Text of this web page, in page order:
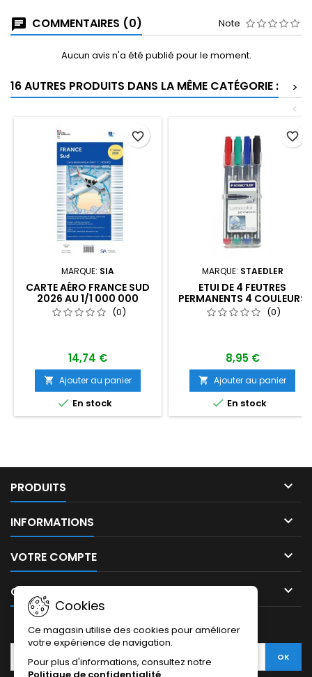
COMMENTAIRES (0) Note
Aucun avis n'a été publié pour le moment.
16 AUTRES PRODUITS DANS LA MÊME CATÉGORIE :
>
<
MARQUE: SIA
CARTE AÉRO FRANCE SUD
2026 AU 1/1 000 000
ÉDITION 1 (0)
14,74 €
 Ajouter au panier
 En stock
favorite_border
MARQUE: STAEDLER
ETUI DE 4 FEUTRES
PERMANENTS 4 COULEURS
STAEDLER POINTE FINE 0.6
MM
(0)
8,95 €
 Ajouter au panier
 En stock
favorite_border
PRODUITS 
INFORMATIONS 
VOTRE COMPTE 
CONTACT 
Cookies
Ce magasin utilise des cookies pour améliorer
votre expérience de navigation.
Pour plus d'informations, consultez notre
LETTRE D'INFORMATIONS